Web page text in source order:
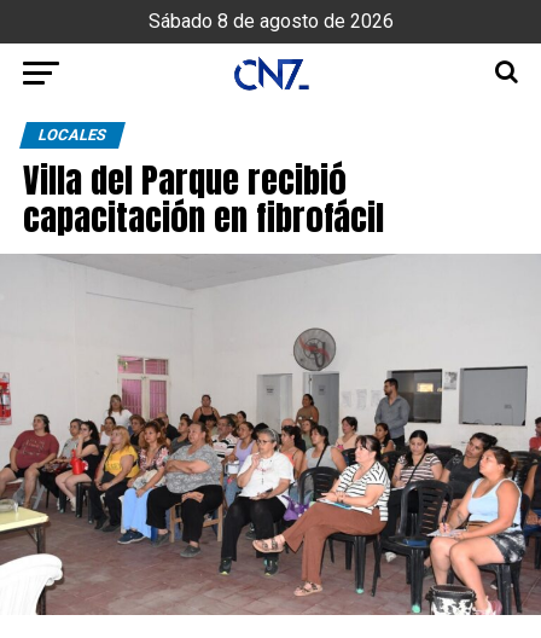
Sábado 8 de agosto de 2026
LOCALES
Villa del Parque recibió
capacitación en fibrofácil